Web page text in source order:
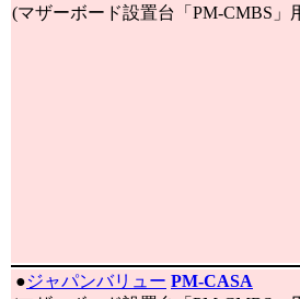
(マザーボード設置台「PM-CMBS
●ジャパンバリュー PM-CASA